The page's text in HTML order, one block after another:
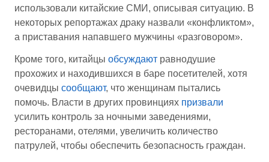
использовали китайские СМИ, описывая ситуацию. В
некоторых репортажах драку назвали «конфликтом»,
а приставания напавшего мужчины «разговором».
Кроме того, китайцы обсуждают равнодушие
прохожих и находившихся в баре посетителей, хотя
очевидцы сообщают, что женщинам пытались
помочь. Власти в других провинциях призвали
усилить контроль за ночными заведениями,
ресторанами, отелями, увеличить количество
патрулей, чтобы обеспечить безопасность граждан.